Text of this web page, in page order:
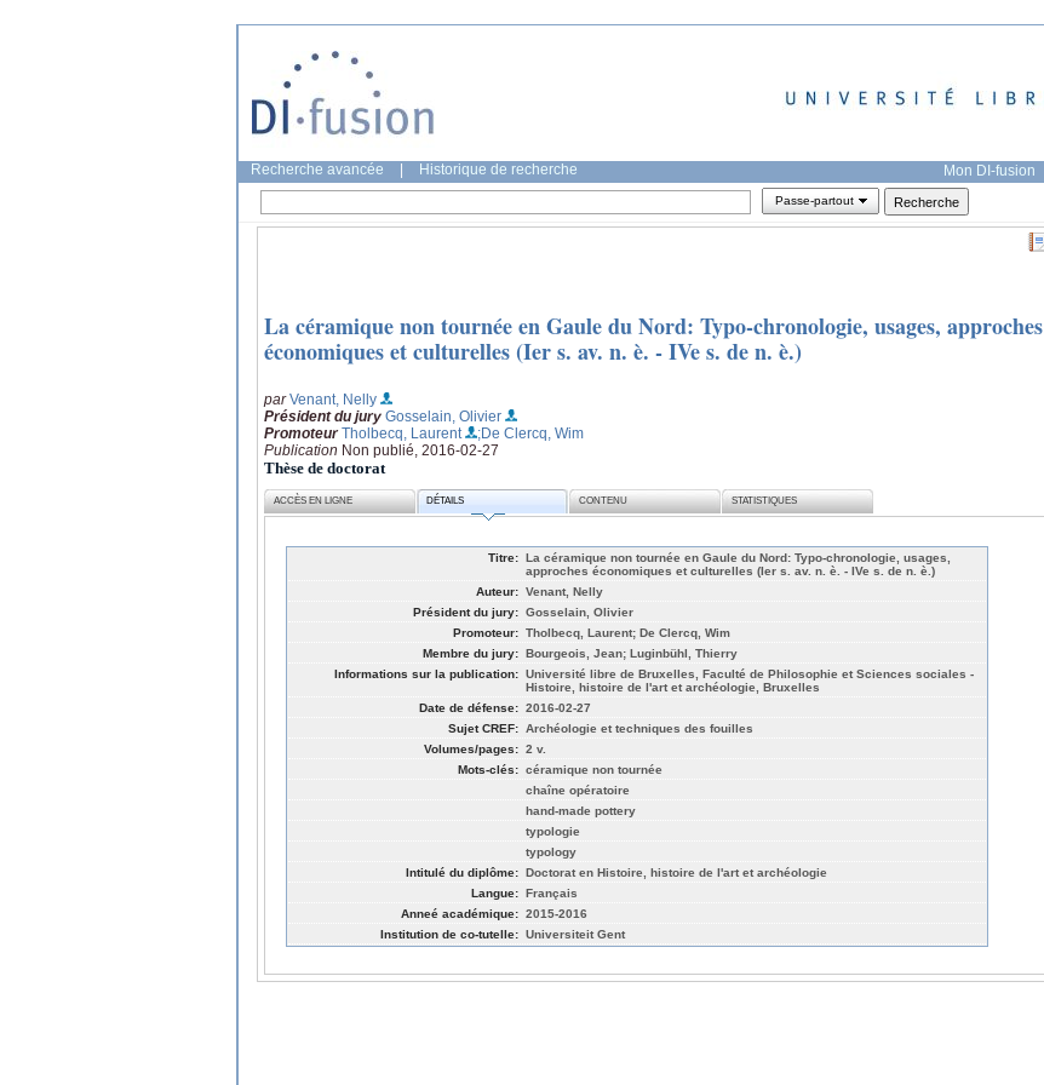
Recherche avancée Historique de recherche Mon DI-fusion
Passe-partout
La céramique non tournée en Gaule du Nord: Typo-chronologie, usages, approches
économiques et culturelles (Ier s. av. n. è. - IVe s. de n. è.)
parVenant, Nelly
Président du jury Gosselain, Olivier
Promoteur Tholbecq, Laurent
;De Clercq, Wim
Publication Non publié, 2016-02-27
Thèse de doctorat
ACCÈS EN LIGNE DÉTAILS CONTENU STATISTIQUES
Titre: La céramique non tournée en Gaule du Nord: Typo-chronologie, usages,
approches économiques et culturelles (Ier s. av. n. è. - IVe s. de n. è.)
Auteur: Venant, Nelly
Président du jury: Gosselain, Olivier
Promoteur: Tholbecq, Laurent; De Clercq, Wim
Membre du jury: Bourgeois, Jean; Luginbühl, Thierry
Informations sur la publication: Université libre de Bruxelles, Faculté de Philosophie et Sciences sociales -
Histoire, histoire de l'art et archéologie, Bruxelles
Date de défense: 2016-02-27
Sujet CREF: Archéologie et techniques des fouilles
Volumes/pages: 2 v.
Mots-clés: céramique non tournée
chaîne opératoire
hand-made pottery
typologie
typology
Intitulé du diplôme: Doctorat en Histoire, histoire de l'art et archéologie
Langue: Français
Anneé académique: 2015-2016
Institution de co-tutelle: Universiteit Gent